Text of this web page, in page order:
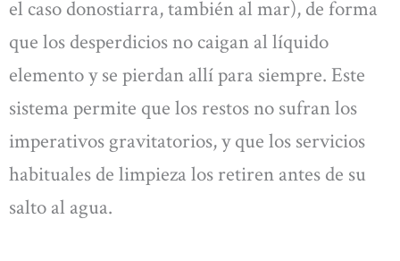
el caso donostiarra, también al mar), de forma
que los desperdicios no caigan al líquido
elemento y se pierdan allí para siempre. Este
sistema permite que los restos no sufran los
imperativos gravitatorios, y que los servicios
habituales de limpieza los retiren antes de su
salto al agua.